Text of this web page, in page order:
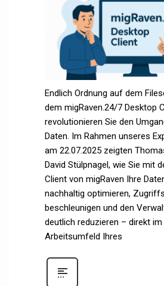
Endlich Ordnung auf dem
dem migRaven.24/7 Desktop
revolutionieren Sie den
Daten. Im Rahmen unseres
am 22.07.2025 zeigten
David Stülpnagel, wie Sie mit
Client von migRaven Ihre
nachhaltig optimieren,
beschleunigen und den
deutlich reduzieren – direkt
Arbeitsumfeld Ihres